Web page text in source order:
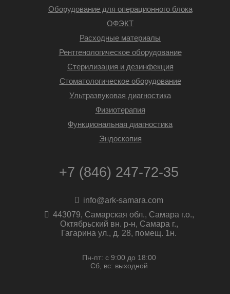
Оборудование для операционного блока
ОФЭКТ
Расходные материалы
Рентгенологическое оборудование
Стерилизация и дезинфекция
Стоматологическое оборудование
Ультразвуковая диагностика
Физиотерапия
Функциональная диагностика
Эндоскопия
+7 (846) 247-72-35
info@ark-samara.com
443079, Самарская обл., Самара г.о.,
Октябрьский вн. р-н, Самара г.,
Гагарина ул., д. 28, помещ. 1н.
Пн-пт: с 9:00 до 18:00
Сб, вс: выходной